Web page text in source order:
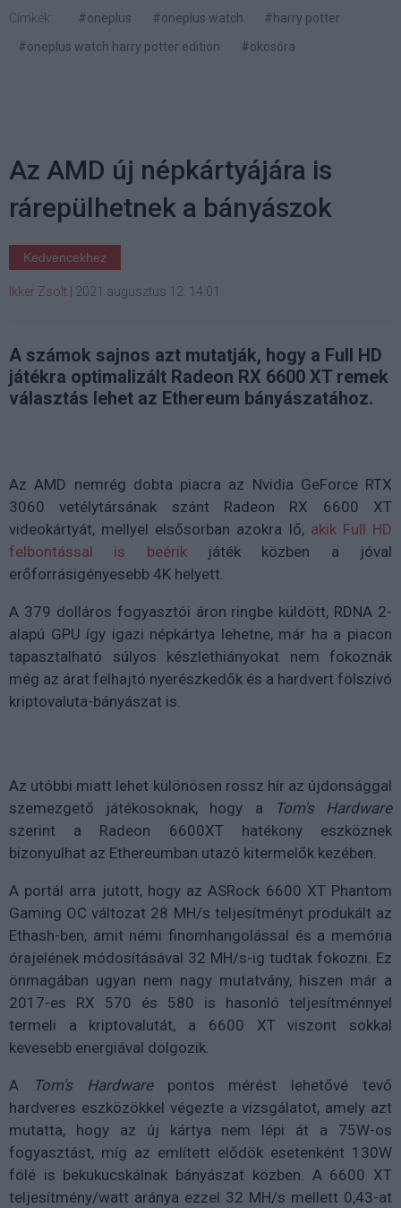
Címkék: #oneplus #oneplus watch
#harry potter
#oneplus watch harry potter edition
#okosóra
Az AMD új népkártyájára is
rárepülhetnek a bányászok
Kedvencekhez
Ikker Zsolt | 2021 augusztus 12. 14:01
A számok sajnos azt mutatják, hogy a Full HD
játékra optimalizált Radeon RX 6600 XT remek
választás lehet az Ethereum bányászatához.
Az AMD nemrég dobta piacra az Nvidia GeForce RTX
3060 vetélytársának szánt Radeon RX 6600 XT
videokártyát, mellyel elsősorban azokra lő, akik Full HD
felbontással is beérikjáték közben a jóval
erőforrásigényesebb 4K helyett.
A 379 dolláros fogyasztói áron ringbe küldött, RDNA 2-
alapú GPU így igazi népkártya lehetne, már ha a piacon
tapasztalható súlyos készlethiányokat nem fokoznák
még az árat felhajtó nyerészkedők és a hardvert fölszívó
kriptovaluta-bányászat is.
Az utóbbi miatt lehet különösen rossz hír az újdonsággal
szemezgető játékosoknak, hogy a
Tom's Hardware
szerint a Radeon 6600XT hatékony eszköznek
bizonyulhat az Ethereumban utazó kitermelők kezében.
A portál arra jutott, hogy az ASRock 6600 XT Phantom
Gaming OC változat 28 MH/s teljesítményt produkált az
Ethash-ben, amit némi finomhangolással és a memória
órajelének módosításával 32 MH/s-ig tudtak fokozni. Ez
önmagában ugyan nem nagy mutatvány, hiszen már a
2017-es RX 570 és 580 is hasonló teljesítménnyel
termeli a kriptovalutát, a 6600 XT viszont sokkal
kevesebb energiával dolgozik.
A Tom's Hardwarepontos mérést lehetővé tevő
hardveres eszközökkel végezte a vizsgálatot, amely azt
mutatta, hogy az új kártya nem lépi át a 75W-os
fogyasztást, míg az említett elődök esetenként 130W
fölé is bekukucskálnak bányászat közben. A 6600 XT
teljesítmény/watt aránya ezzel 32 MH/s mellett 0,43-at